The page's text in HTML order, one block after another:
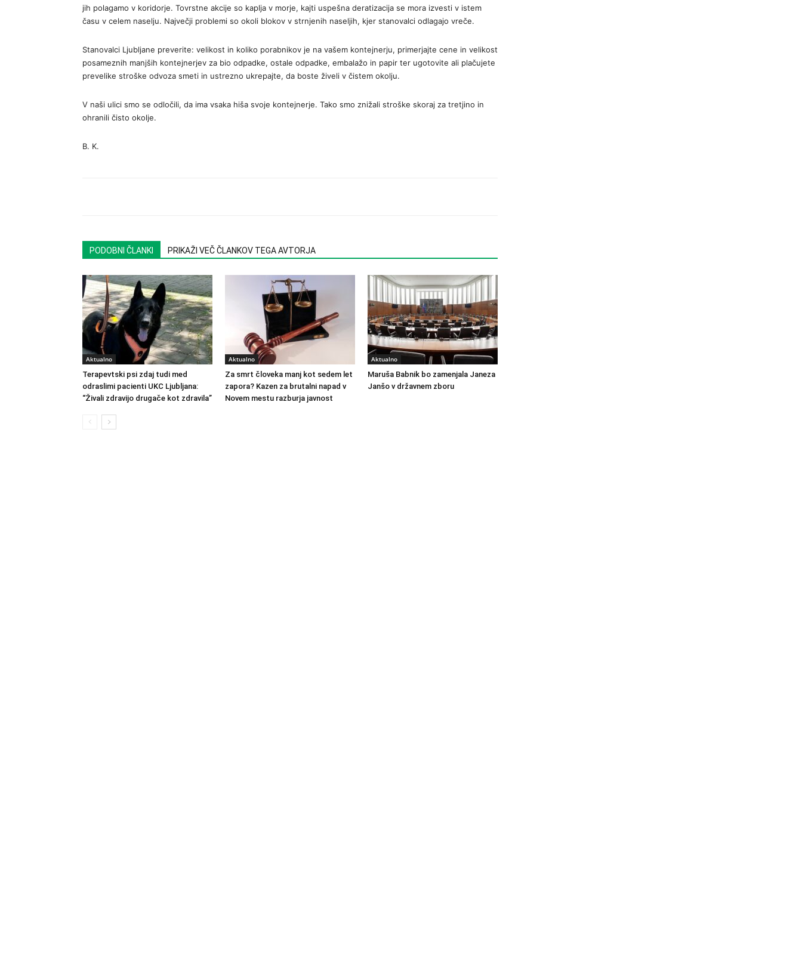
jih polagamo v koridorje. Tovrstne akcije so kaplja v morje, kajti uspešna deratizacija se mora izvesti v istem
času v celem naselju. Največji problemi so okoli blokov v strnjenih naseljih, kjer stanovalci odlagajo vreče.
Stanovalci Ljubljane preverite: velikost in koliko porabnikov je na vašem kontejnerju, primerjajte cene in velikost
posameznih manjših kontejnerjev za bio odpadke, ostale odpadke, embalažo in papir ter ugotovite ali plačujete
prevelike stroške odvoza smeti in ustrezno ukrepajte, da boste živeli v čistem okolju.
V naši ulici smo se odločili, da ima vsaka hiša svoje kontejnerje. Tako smo znižali stroške skoraj za tretjino in
ohranili čisto okolje.
B. K.
PODOBNI ČLANKI PRIKAŽI VEČ ČLANKOV TEGA AVTORJA
Aktualno
Terapevtski psi zdaj tudi med
odraslimi pacienti UKC Ljubljana:
“Živali zdravijo drugače kot zdravila”
Aktualno
Za smrt človeka manj kot sedem let
zapora? Kazen za brutalni napad v
Novem mestu razburja javnost
Aktualno
Maruša Babnik bo zamenjala Janeza
Janšo v državnem zboru